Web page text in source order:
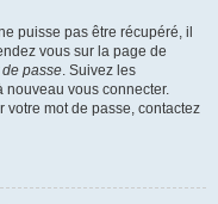
puisse pas être récupéré, il
vous sur la page de
de passe. Suivez les
nouveau vous connecter.
mot de passe, contactez